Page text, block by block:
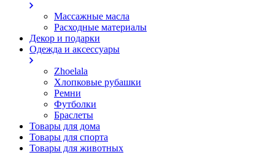
Массажные масла
Расходные материалы
Декор и подарки
Одежда и аксессуары
Zhoelala
Хлопковые рубашки
Ремни
Футболки
Браслеты
Товары для дома
Товары для спорта
Товары для животных